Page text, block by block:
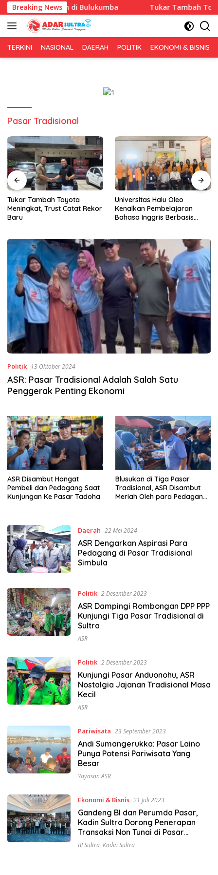
Langsung
ke
konten
Breaking News
1 Tahun di Bulukumba Tukar Tambah Toyota
TERKINI NASIONAL DAERAH POLITIK EKONOMI & BISNIS
Pasar Tradisional
Tukar Tambah Toyota
Meningkat, Trust Catat Rekor
Baru
Universitas Halu Oleo
Kenalkan Pembelajaran
Bahasa Inggris Berbasis
Politik 13 Oktober 2024
ASR: Pasar Tradisional Adalah Salah Satu
Penggerak Penting Ekonomi
ASR Disambut Hangat
Pembeli dan Pedagang Saat
Kunjungan Ke Pasar Tadoha
Blusukan di Tiga Pasar
Tradisional, ASR Disambut
Meriah Oleh para Pedagang
Daerah 22 Mei 2024
ASR Dengarkan Aspirasi Para
Pedagang di Pasar Tradisional
Simbula
Politik 2 Desember 2023
ASR Dampingi Rombongan DPP PPP
Kunjungi Tiga Pasar Tradisional di
Sultra
ASR
Politik 2 Desember 2023
Kunjungi Pasar Anduonohu, ASR
Nostalgia Jajanan Tradisional Masa
Kecil
ASR
Pariwisata 23 September 2023
Andi Sumangerukka: Pasar Laino
Punya Potensi Pariwisata Yang
Besar
Yayasan ASR
Ekonomi & Bisnis 21 Juli 2023
Gandeng BI dan Perumda Pasar,
Kadin Sultra Dorong Penerapan
Transaksi Non Tunai di Pasar
Tradsional
BI Sultra, Kadin Sultra